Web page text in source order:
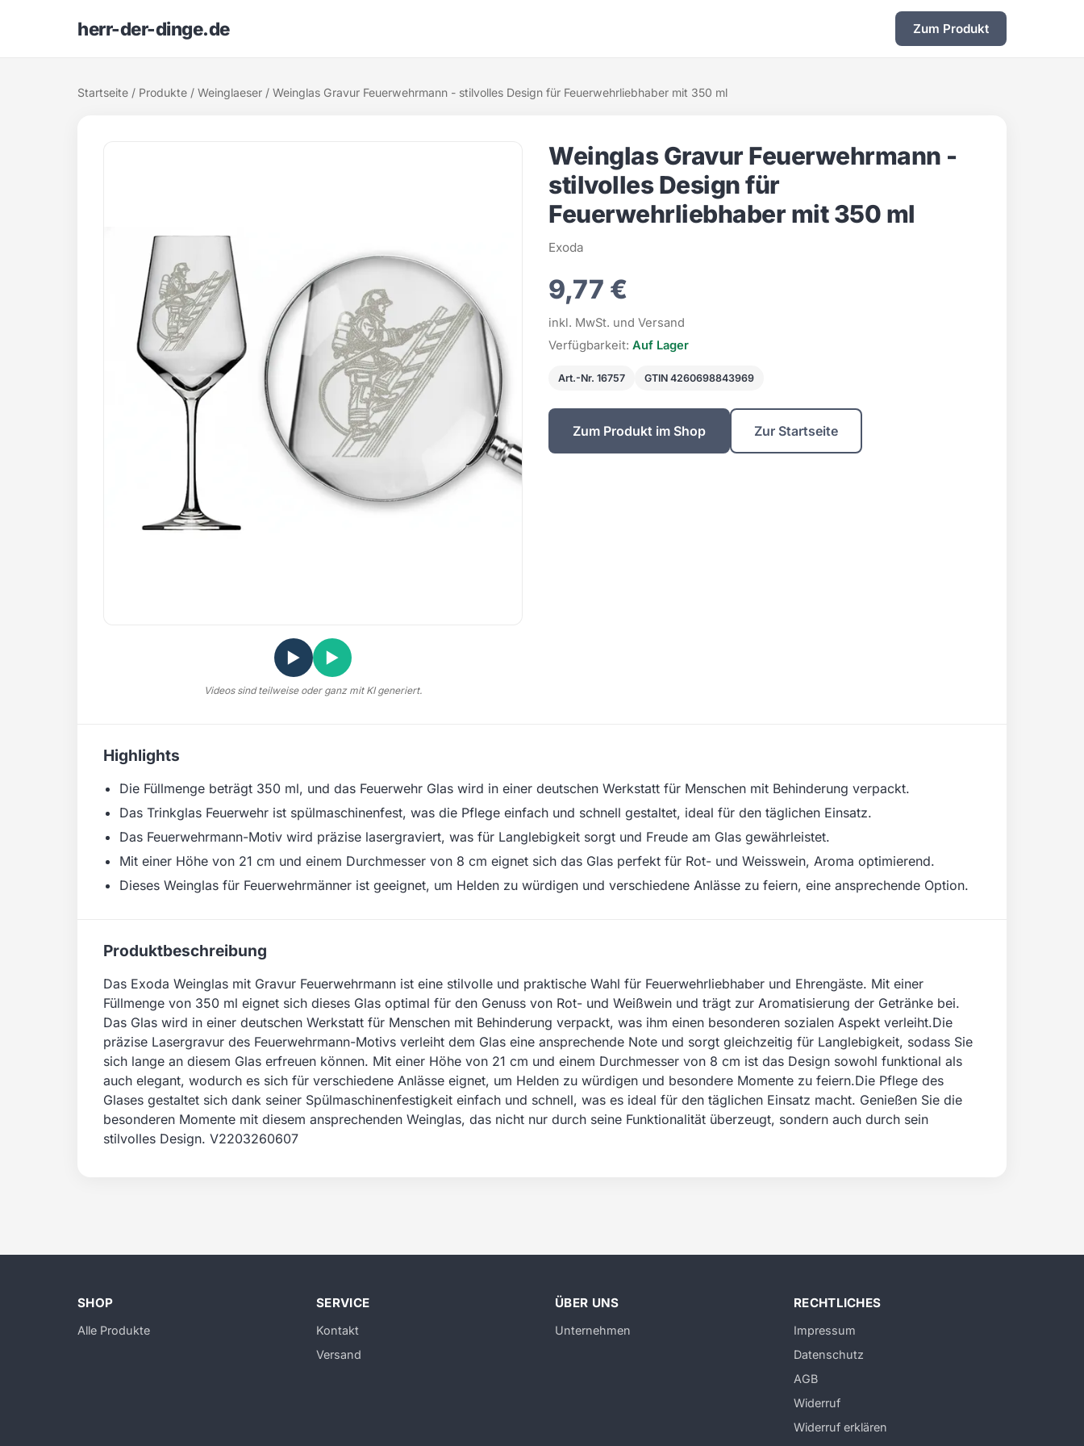
herr-der-dinge.de Zum Produkt
Startseite / Produkte / Weinglaeser / Weinglas Gravur Feuerwehrmann - stilvolles Design für Feuerwehrliebhaber mit 350 ml
▶ ▶
Videos sind teilweise oder ganz mit KI generiert.
Weinglas Gravur Feuerwehrmann -
stilvolles Design für
Feuerwehrliebhaber mit 350 ml
Exoda
9,77 €
inkl. MwSt. und Versand
Verfügbarkeit: Auf Lager
Art.-Nr. 16757 GTIN 4260698843969
Zum Produkt im Shop Zur Startseite
Highlights
Die Füllmenge beträgt 350 ml, und das Feuerwehr Glas wird in einer deutschen Werkstatt für Menschen mit Behinderung verpackt.
Das Trinkglas Feuerwehr ist spülmaschinenfest, was die Pflege einfach und schnell gestaltet, ideal für den täglichen Einsatz.
Das Feuerwehrmann-Motiv wird präzise lasergraviert, was für Langlebigkeit sorgt und Freude am Glas gewährleistet.
Mit einer Höhe von 21 cm und einem Durchmesser von 8 cm eignet sich das Glas perfekt für Rot- und Weisswein, Aroma optimierend.
Dieses Weinglas für Feuerwehrmänner ist geeignet, um Helden zu würdigen und verschiedene Anlässe zu feiern, eine ansprechende Option.
Produktbeschreibung
Das Exoda Weinglas mit Gravur Feuerwehrmann ist eine stilvolle und praktische Wahl für Feuerwehrliebhaber und Ehrengäste. Mit einer
Füllmenge von 350 ml eignet sich dieses Glas optimal für den Genuss von Rot- und Weißwein und trägt zur Aromatisierung der Getränke bei.
Das Glas wird in einer deutschen Werkstatt für Menschen mit Behinderung verpackt, was ihm einen besonderen sozialen Aspekt verleiht.Die
präzise Lasergravur des Feuerwehrmann-Motivs verleiht dem Glas eine ansprechende Note und sorgt gleichzeitig für Langlebigkeit, sodass Sie
sich lange an diesem Glas erfreuen können. Mit einer Höhe von 21 cm und einem Durchmesser von 8 cm ist das Design sowohl funktional als
auch elegant, wodurch es sich für verschiedene Anlässe eignet, um Helden zu würdigen und besondere Momente zu feiern.Die Pflege des
Glases gestaltet sich dank seiner Spülmaschinenfestigkeit einfach und schnell, was es ideal für den täglichen Einsatz macht. Genießen Sie die
besonderen Momente mit diesem ansprechenden Weinglas, das nicht nur durch seine Funktionalität überzeugt, sondern auch durch sein
stilvolles Design. V2203260607
SHOP
Alle Produkte
SERVICE
Kontakt
Versand
ÜBER UNS
Unternehmen
RECHTLICHES
Impressum
Datenschutz
AGB
Widerruf
Widerruf erklären